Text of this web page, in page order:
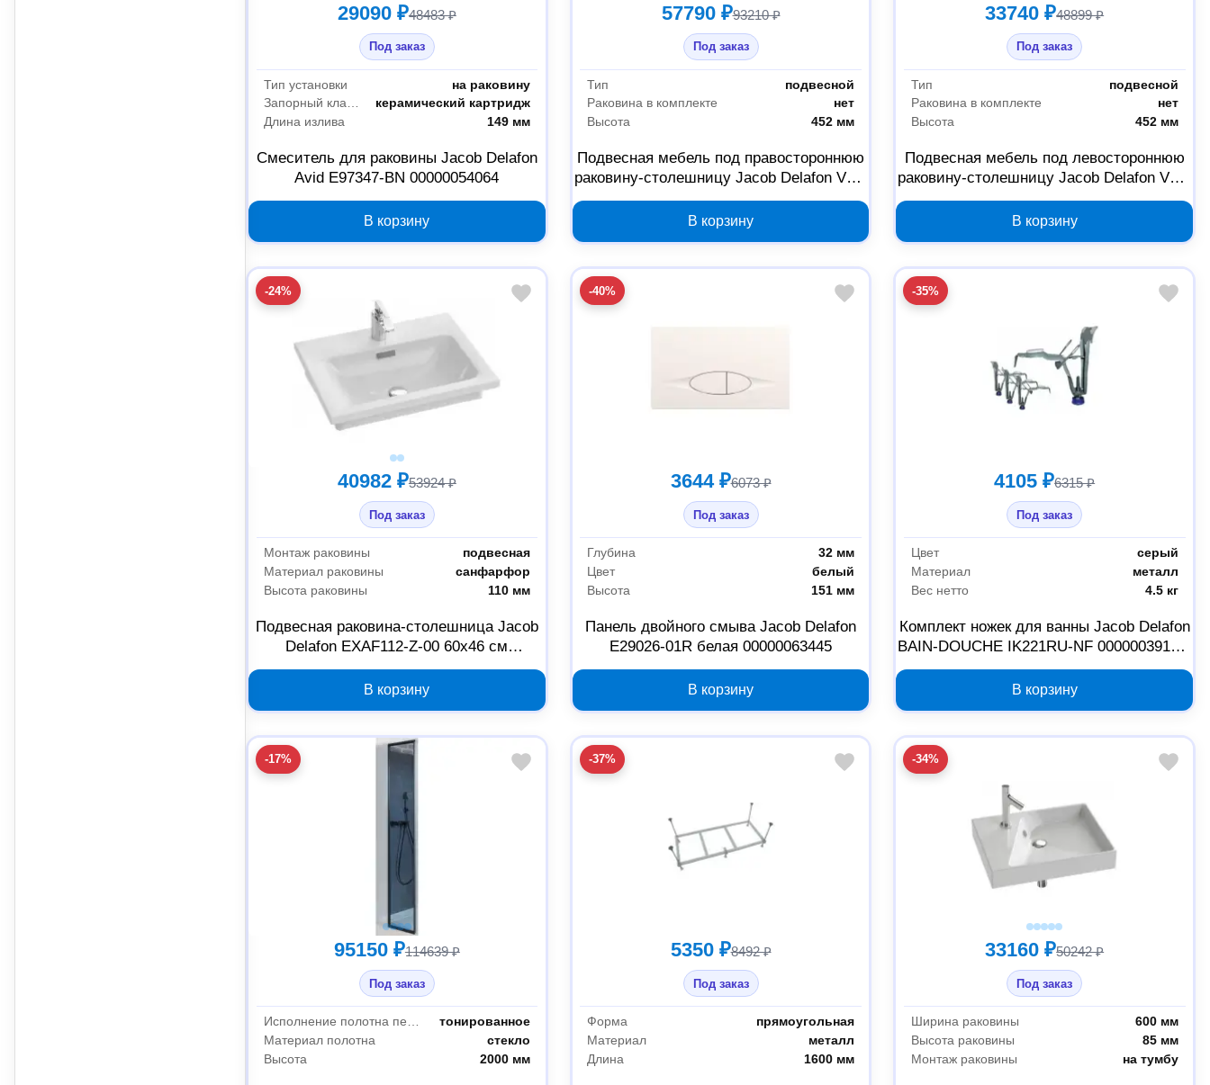
29090 ₽48483 ₽
Под заказ
Тип установки
на раковину
Запорный клапан
керамический картридж
Длина излива
149 мм
Смеситель для раковины Jacob Delafon
Avid E97347-BN 00000054064
В корзину
57790 ₽93210 ₽
Под заказ
Тип
подвесной
Раковина в комплекте
нет
Высота
452 мм
Подвесная мебель под правостороннюю
раковину-столешницу Jacob Delafon VOX
EB2076-R1-N18 00000054066, 100 см
В корзину
33740 ₽48899 ₽
Под заказ
Тип
подвесной
Раковина в комплекте
нет
Высота
452 мм
Подвесная мебель под левостороннюю
раковину-столешницу Jacob Delafon VOX
EB2075-R1-N18 00000054065, 100 см
В корзину
-24%
40982 ₽53924 ₽
Под заказ
Монтаж раковины
подвесная
Материал раковины
санфарфор
Высота раковины
110 мм
Подвесная раковина-столешница Jacob
Delafon EXAF112-Z-00 60х46 см
00000056696
В корзину
-40%
3644 ₽6073 ₽
Под заказ
Глубина
32 мм
Цвет
белый
Высота
151 мм
Панель двойного смыва Jacob Delafon
E29026-01R белая 00000063445
В корзину
-35%
4105 ₽6315 ₽
Под заказ
Цвет
серый
Материал
металл
Вес нетто
4.5 кг
Комплект ножек для ванны Jacob Delafon
BAIN-DOUCHE IK221RU-NF 00000039146,
4 шт
В корзину
-17%
95150 ₽114639 ₽
Под заказ
тонированное
Материал полотна
стекло
Высота
2000 мм
-37%
5350 ₽8492 ₽
Под заказ
Форма
прямоугольная
Материал
металл
Длина
1600 мм
-34%
33160 ₽50242 ₽
Под заказ
Ширина раковины
600 мм
Высота раковины
85 мм
Монтаж раковины
на тумбу